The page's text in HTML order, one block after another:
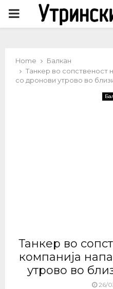
PRIMARY
Home
Балкан
Танкер во сопственост
со дронови утрово во
Танкер во
компанија
утрово во
26/